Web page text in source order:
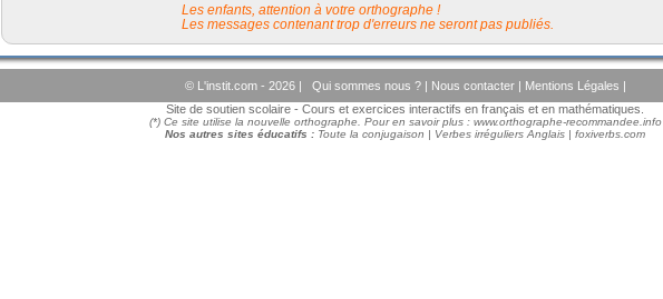
Les enfants, attention à votre orthographe !
Les messages contenant trop d'erreurs ne seront pas publiés.
© L'instit.com - 2026 | Qui sommes nous ? | Nous contacter | Mentions Légales |
Site de soutien scolaire - Cours et exercices interactifs en français et en mathématiques.
(*) Ce site utilise la nouvelle orthographe. Pour en savoir plus : www.orthographe-recommandee.info
Nos autres sites éducatifs : Toute la conjugaison | Verbes irréguliers Anglais | foxiverbs.com